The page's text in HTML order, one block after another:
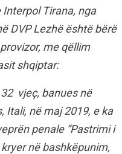
Interpol Tirana, nga
DVP Lezhë është bërë
me qëllim
shqiptar:
vjeç, banues në
Itali, në maj 2019, e ka
penale “Pastrimi i
në bashkëpunim,